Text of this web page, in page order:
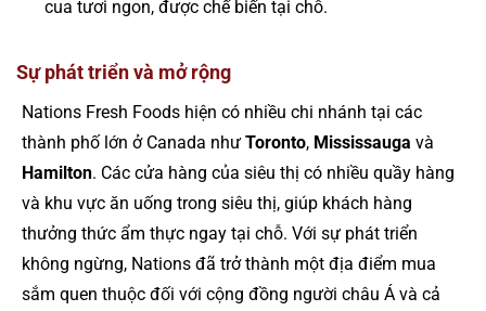
cua tươi ngon, được chế biến tại chỗ.
Sự phát triển và mở rộng
Nations Fresh Foods hiện có nhiều chi nhánh tại các
thành phố lớn ở Canada như Toronto, Mississauga và
Hamilton. Các cửa hàng của siêu thị có nhiều quầy hàng
và khu vực ăn uống trong siêu thị, giúp khách hàng
thưởng thức ẩm thực ngay tại chỗ. Với sự phát triển
không ngừng, Nations đã trở thành một địa điểm mua
sắm quen thuộc đối với cộng đồng người châu Á và cả